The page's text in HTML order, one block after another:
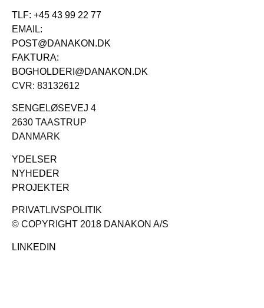
TLF: +45 43 99 22 77
EMAIL:
POST@DANAKON.DK
FAKTURA:
BOGHOLDERI@DANAKON.DK
CVR: 83132612
SENGELØSEVEJ 4
2630 TAASTRUP
DANMARK
YDELSER
NYHEDER
PROJEKTER
PRIVATLIVSPOLITIK
© COPYRIGHT 2018 DANAKON A/S
LINKEDIN